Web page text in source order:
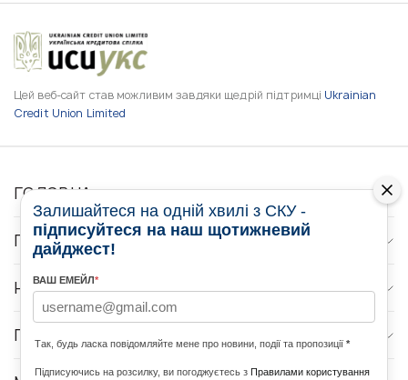
Цей веб-сайт став можливим завдяки щедрій підтримці Ukrainian
Credit Union Limited
ГОЛОВНА
ПРО НАС
НОВИНИ
ПРОГРАМИ
Залишайтеся на одній хвилі з СКУ -
підписуйтеся на наш щотижневий
дайджест!
ВАШ ЕМЕЙЛ*
Так, будь ласка повідомляйте мене про новини, події та пропозиції *
Підписуючись на розсилку, ви погоджуєтесь з Правилами користування